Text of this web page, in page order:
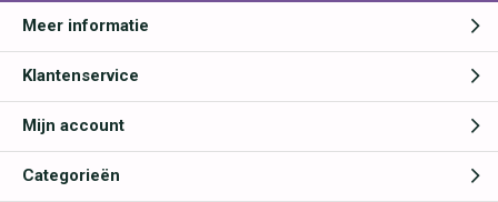
Meer informatie
Klantenservice
Mijn account
Categorieën